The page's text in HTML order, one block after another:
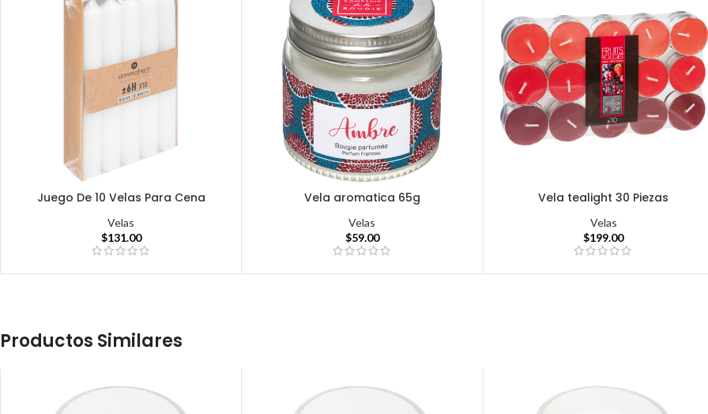
Juego De 10 Velas Para Cena
Velas
$131.00
Vela aromatica 65g
Velas
$59.00
Vela tealight 30 Piezas
Velas
$199.00
Productos Similares